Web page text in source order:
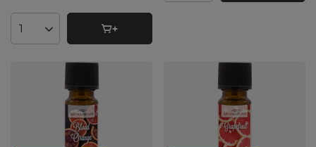
Quantité de produits